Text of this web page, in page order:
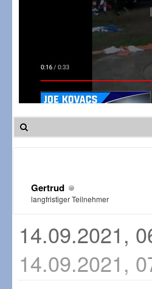
Gertrud
langfristiger Teilnehmer
14.09.2021,
14.09.2021,